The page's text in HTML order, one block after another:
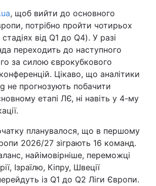
, щоб вийти до основного
потрібно пройти чотирьох
від Q1 до Q4). У разі
переходить до наступного
за силою єврокубкового
Цікаво, що аналітики
не прогнозують побачити
етапі ЛЄ, ні навіть у 4-му
планувалося, що в першому
2026/27 зіграють 16 команд.
найімовірніше, переможці
Ізраїлю, Кіпру, Швеції
із Q1 до Q2 Ліги Європи.